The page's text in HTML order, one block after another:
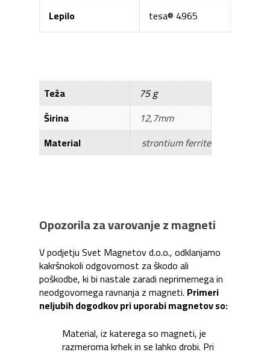
Lepilo
tesa® 4965
Teža
75 g
Širina
12,7mm
Material
strontium ferrite
Opozorila za varovanje z magneti
V podjetju Svet Magnetov d.o.o., odklanjamo
kakršnokoli odgovornost za škodo ali
poškodbe, ki bi nastale zaradi neprimernega in
neodgovornega ravnanja z magneti. Primeri
neljubih dogodkov pri uporabi magnetov so:
Material, iz katerega so magneti, je
razmeroma krhek in se lahko drobi. Pri